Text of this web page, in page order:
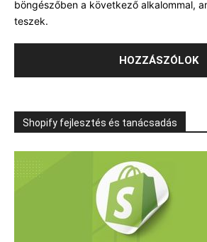
böngészőben a következő alkalommal,
teszek.
Shopify fejlesztés és tanácsadás